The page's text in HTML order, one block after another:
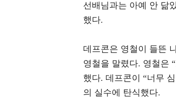
선배님과는 아예 안 닮
했다.
데프콘은 영철이 들뜬
영철을 말렸다. 영철은
했다. 데프콘이 “너무
의 실수에 탄식했다.